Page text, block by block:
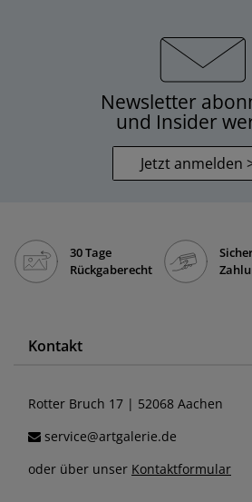
Newsletter
und Insider
Jetzt anmelden
30 Tage
Rückgaberecht
Kontakt
Rotter Bruch 17 | 52068 Aachen
service@artgalerie.de
oder über unser Kontaktformular